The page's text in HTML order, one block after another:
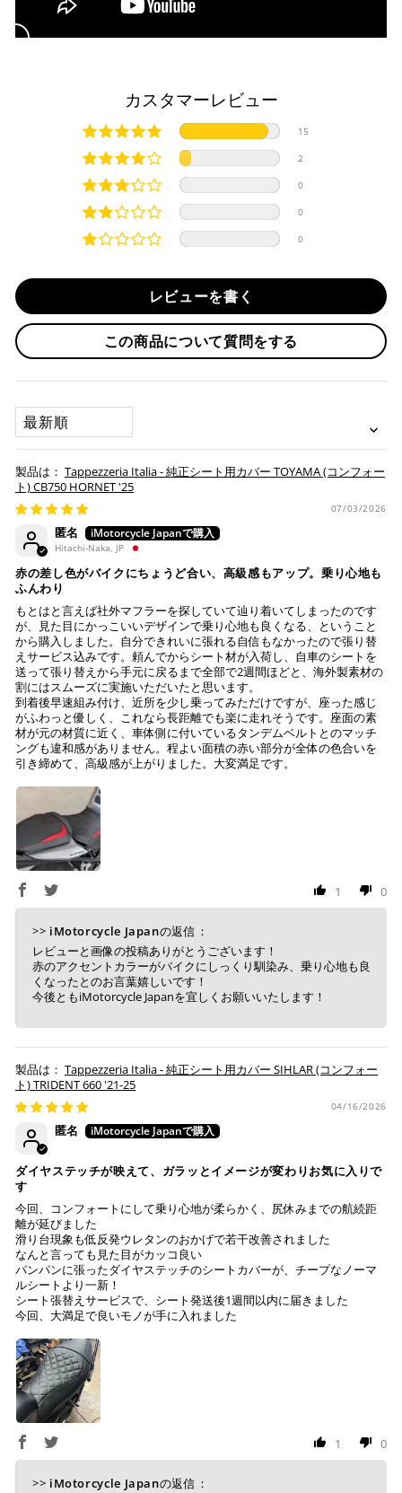
にて発送ください。
※着払いで発送された場合には受け取りを拒否させて頂きま
iMotorcycle Japan
東京都文京区白山5-8-12 NFコーポ白山 102
納期
作業納期については、お預かりしてから約1週間程度で発送さ
せていただきますが、受付状況により前後する場合もござい
承諾
本サービスをご利用いただく場合、下記事項について同意い
ただいたものとみなします。
納期について
お預かりするシートは間違いなく該当車種専用の純正シ
ートで、加工をしていない
純正シートにダメージはない (シートベースの歪みや割
れ、スポンジの破れ等)
注意事項
Tappezzeria Italia製品は、純正シートの形状に合わせて
製造されておりますが、シートの状態により弊社で作業
不可と判断した場合には、ご連絡の上返送させていただ
く場合もございます。
送っていただいた純正シートが、適合外の車両と発覚
し、それにより不具合等生じた際には、弊社は一切の責
任を負いません。
作業後、仕上がりを確認し発送させていただきますの
で、その後の張り直しについてはお受けできかねます。
※ American Expressでの分割払いのご利用には、事前
す。
※ Diners Clubは分割払い非対応のため、一括払い・リ
※ 手数料、利息はご利用のカード会社の定めによります
ので、事前にご確認ください。
いつもの楽天IDとパスワードを使ってスムーズなお支払
いが可能です。
「お得」な楽天ペイをご利用ください。
※ 楽天ポイントが貯まるのは楽天カード・楽天ポイン
ト・楽天ペイ残高でのお支払いに限ります。
※ 現在楽天ペイでご使用頂けるクレジットカードは
Visa、Mastercard、JCBのみです。
上記キャッシュレス決済アカウントからご希望のお支払
い方法をご選択頂き、クリックするだけで簡単に支払い
が完了します。
※ ご利用には事前にPayPay、Apple Payの利用登録が
必要です。
コンビニ決済
店内端末にて操作後、レジにてお支払いください。
※ 支払期限はご注文日より7日以内とさせて頂いてお
り、万が一過ぎてしまった場合は自動でご注文はキャン
セルとなります。
※ 税込300,000円以上のお買い物の際にはご利用頂けま
せん。
※ お支払いは現金のみとなります。
銀行振込
ご注文時に情報をお知らせ致しますので、指定の口座に
お振り込みください。
入金確認が取れ次第、商品を手配させて頂きます。
※ お支払期限はご注文日より7日以内とさせて頂いてお
り、万が一過ぎてしまった場合はご注文をキャンセルさ
せて頂きます。
※ 振込手数料はご負担ください。
入金確認が完了いたしましたら即日発送いたします。
希望の場合は、ご対応いたしますのでご連絡をお願いいたし
お取り寄せの場合
早まる場合もございます。
・運送状況や繁忙期の影響により遅れが生じる場合もござい
配送送料について
１回のご注文で商品代金合計が¥11,000(税込）以上の場合
は、送料が無料となります。
※通常送料は¥770(税込)です。
ヤマト運輸になります。 配送会社の指定はできかねます。
カスタマーレビュー
15
2
0
0
0
レビューを書く
この商品について質問をする
SORT BY
Tappezzeria Italia - 純正シート用カバー TOYAMA (コンフォー
ト) CB750 HORNET '25
07/03/2026
匿名
Hitachi-Naka, JP
赤の差し色がバイクにちょうど合い、高級感もアップ。乗り心地も
ふんわり
もとはと言えば社外マフラーを探していて辿り着いてしまったのです
が、見た目にかっこいいデザインで乗り心地も良くなる、ということ
から購入しました。自分できれいに張れる自信もなかったので張り替
えサービス込みです。頼んでからシート材が入荷し、自車のシートを
送って張り替えから手元に戻るまで全部で2週間ほどと、海外製素材の
割にはスムーズに実施いただいたと思います。
到着後早速組み付け、近所を少し乗ってみただけですが、座った感じ
がふわっと優しく、これなら長距離でも楽に走れそうです。座面の素
材が元の材質に近く、車体側に付いているタンデムベルトとのマッチ
ングも違和感がありません。程よい面積の赤い部分が全体の色合いを
引き締めて、高級感が上がりました。大変満足です。
1 0
>> iMotorcycle Japanの返信：
レビューと画像の投稿ありがとうございます！
赤のアクセントカラーがバイクにしっくり馴染み、乗り心地も良
くなったとのお言葉嬉しいです！
今後ともiMotorcycle Japanを宜しくお願いいたします！
Tappezzeria Italia - 純正シート用カバー SIHLAR (コンフォー
ト) TRIDENT 660 '21-25
04/16/2026
匿名
ダイヤステッチが映えて、ガラッとイメージが変わりお気に入りで
す
今回、コンフォートにして乗り心地が柔らかく、尻休みまでの航続距
離が延びました
滑り台現象も低反発ウレタンのおかげで若干改善されました
なんと言っても見た目がカッコ良い
パンパンに張ったダイヤステッチのシートカバーが、チープなノーマ
ルシートより一新！
シート張替えサービスで、シート発送後1週間以内に届きました
今回、大満足で良いモノが手に入れました
1 0
>> iMotorcycle Japanの返信：